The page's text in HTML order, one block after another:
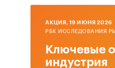
AКЦИЯ, 19 ИЮНЯ 2026
РБК ИССЛЕДОВАНИЯ
Ключевые
индустрия